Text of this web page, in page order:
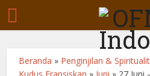
Beranda » Penginjilan &